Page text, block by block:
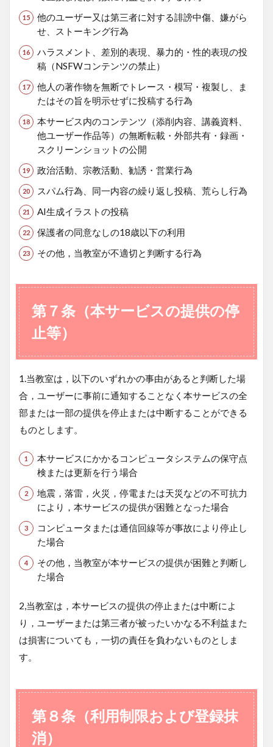
他のユーザー又は第三者に対する誹謗中傷、嫌がら
せ、ストーキング行為
ハラスメント、差別的表現、暴力的・性的表現の投
稿（NSFWコンテンツの禁止）
他人の著作物を無断でトレース・模写・複製し、ま
たはその旨を明示せずに投稿する行為
本サービス内のコンテンツ（添削内容、講義資料、
他ユーザー作品等）の無断転載・外部共有・録画・
スクリーンショットの公開
政治活動、宗教活動、勧誘・営業行為
スパム行為、同一内容の繰り返し投稿、荒らし行為
AI生成イラストの投稿
保護者の同意なしの18歳以下の利用
その他，当教室が不適切と判断する行為
第７条（本サービスの提供の停
止等）
1.当教室は，以下のいずれかの事由があると判断した場
合，ユーザーに事前に通知することなく本サービスの全
部または一部の提供を停止または中断することができる
ものとします。
本サービスにかかるコンピュータシステムの保守点
検または更新を行う場合
地震，落雷，火災，停電または天災などの不可抗力
により，本サービスの提供が困難となった場合
コンピュータまたは通信回線等が事故により停止し
た場合
その他，当教室が本サービスの提供が困難と判断し
た場合
2,当教室は，本サービスの提供の停止または中断によ
り，ユーザーまたは第三者が被ったいかなる不利益また
は損害についても，一切の責任を負わないものとしま
す。
第８条（利用制限および登録抹
消）